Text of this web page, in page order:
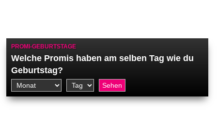
PROMI-GEBURTSTAGE
Welche Promis haben am selben Tag wie du
Geburtstag?